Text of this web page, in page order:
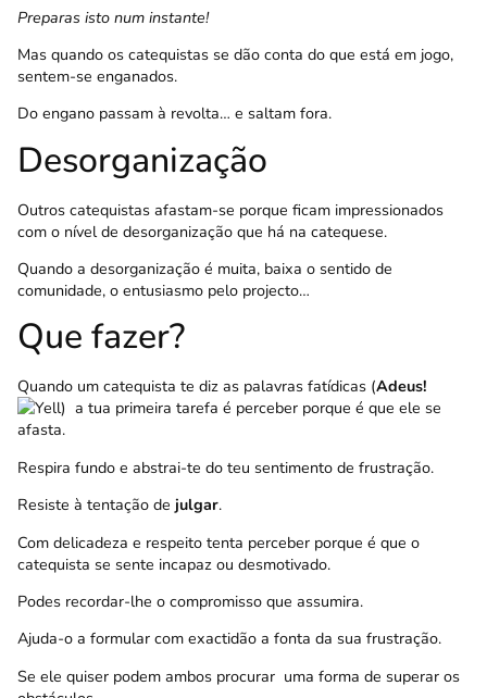
Preparas isto num instante!
Mas quando os catequistas se dão conta do que está em jogo,
sentem-se enganados.
Do engano passam à revolta… e saltam fora.
Desorganização
Outros catequistas afastam-se porque ficam impressionados
com o nível de desorganização que há na catequese.
Quando a desorganização é muita, baixa o sentido de
comunidade, o entusiasmo pelo projecto…
Que fazer?
Quando um catequista te diz as palavras fatídicas (Adeus!
) a tua primeira tarefa é perceber porque é que ele se
afasta.
Respira fundo e abstrai-te do teu sentimento de frustração.
Resiste à tentação de julgar.
Com delicadeza e respeito tenta perceber porque é que o
catequista se sente incapaz ou desmotivado.
Podes recordar-lhe o compromisso que assumira.
Ajuda-o a formular com exactidão a fonta da sua frustração.
Se ele quiser podem ambos procurar uma forma de superar os